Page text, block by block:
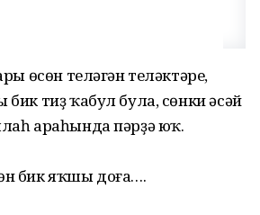
өсөн теләгән теләктәре,
тиҙ ҡабул була, сөнки әсәй
араһында пәрҙә юҡ.
бик яҡшы доға….